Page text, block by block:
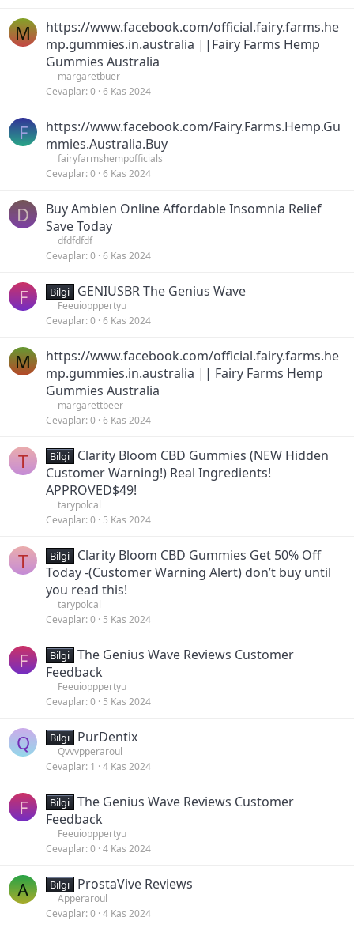
M
https://www.facebook.com/official.fairy.farms.he
mp.gummies.in.australia ||Fairy Farms Hemp
Gummies Australia
margaretbuer
Cevaplar 0 6 Kas 2024
F
https://www.facebook.com/Fairy.Farms.Hemp.Gu
mmies.Australia.Buy
fairyfarmshempofficials
Cevaplar 0 6 Kas 2024
D
Buy Ambien Online Affordable Insomnia Relief
Save Today
dfdfdfdf
Cevaplar 0 6 Kas 2024
F Bilgi GENIUSBR The Genius Wave
Feeuiopppertyu
Cevaplar 0 6 Kas 2024
M
https://www.facebook.com/official.fairy.farms.he
mp.gummies.in.australia || Fairy Farms Hemp
Gummies Australia
margarettbeer
Cevaplar 0 6 Kas 2024
T Bilgi
Clarity Bloom CBD Gummies (NEW Hidden
Customer Warning!) Real Ingredients!
APPROVED$49!
tarypolcal
Cevaplar 0 5 Kas 2024
T Bilgi
Clarity Bloom CBD Gummies Get 50% Off
Today -(Customer Warning Alert) don’t buy until
you read this!
tarypolcal
Cevaplar 0 5 Kas 2024
F Bilgi The Genius Wave Reviews Customer
Feedback
Feeuiopppertyu
Cevaplar 0 5 Kas 2024
Q Bilgi PurDentix
Qvvvpperaroul
Cevaplar 1 4 Kas 2024
F Bilgi The Genius Wave Reviews Customer
Feedback
Feeuiopppertyu
Cevaplar 0 4 Kas 2024
A Bilgi ProstaVive Reviews
Apperaroul
Cevaplar 0 4 Kas 2024